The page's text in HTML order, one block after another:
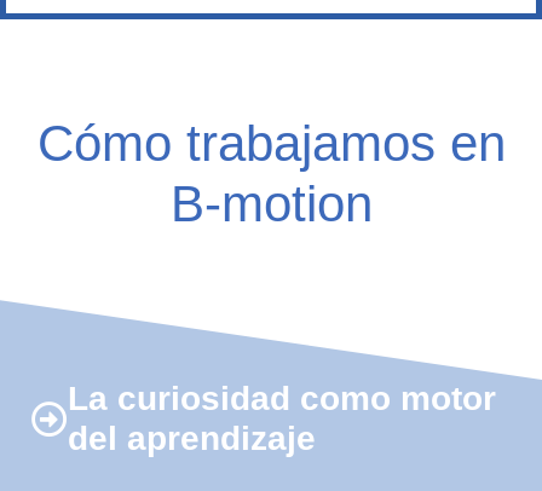
Cómo trabajamos en
B-motion
La curiosidad como motor
del aprendizaje